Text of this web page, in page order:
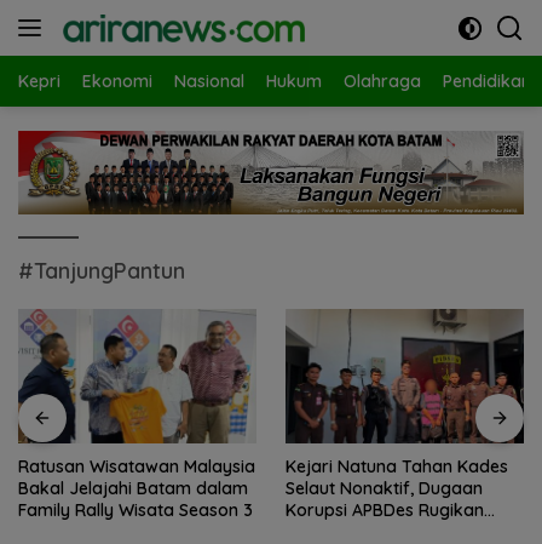
Kepri Ekonomi Nasional Hukum Olahraga Pendidikan
#TanjungPantun
Ratusan Wisatawan Malaysia
Bakal Jelajahi Batam dalam
Family Rally Wisata Season 3
Kejari Natuna Tahan Kades
Selaut Nonaktif, Dugaan
Korupsi APBDes Rugikan